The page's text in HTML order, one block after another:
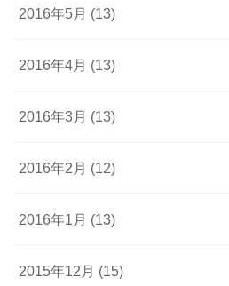
2016年5月 (13)
2016年4月 (13)
2016年3月 (13)
2016年2月 (12)
2016年1月 (13)
2015年12月 (15)